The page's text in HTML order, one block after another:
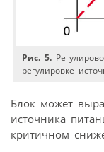
Рис. 5.
регулировке
Блок может
источника
критичном